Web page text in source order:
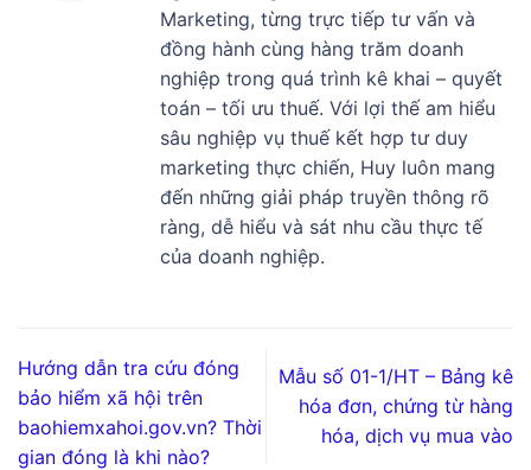
Marketing, từng trực tiếp tư vấn và
đồng hành cùng hàng trăm doanh
nghiệp trong quá trình kê khai – quyết
toán – tối ưu thuế. Với lợi thế am hiểu
sâu nghiệp vụ thuế kết hợp tư duy
marketing thực chiến, Huy luôn mang
đến những giải pháp truyền thông rõ
ràng, dễ hiểu và sát nhu cầu thực tế
của doanh nghiệp.
Hướng dẫn tra cứu đóng
bảo hiểm xã hội trên
baohiemxahoi.gov.vn? Thời
gian đóng là khi nào?
Mẫu số 01-1/HT – Bảng kê
hóa đơn, chứng từ hàng
hóa, dịch vụ mua vào